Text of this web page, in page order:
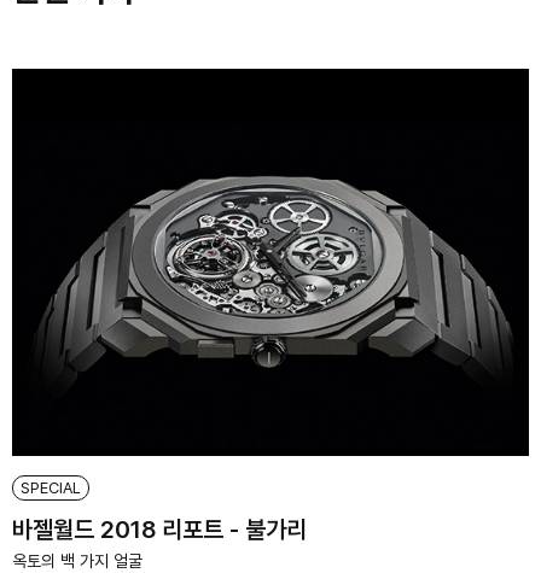
SPECIAL
바젤월드 2018 리포트 - 불가리
옥토의 백 가지 얼굴